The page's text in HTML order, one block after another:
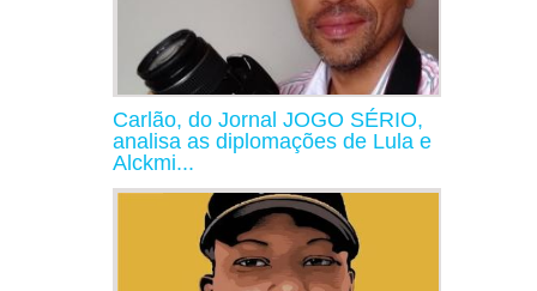
Carlão, do Jornal JOGO SÉRIO,
analisa as diplomações de Lula e
Alckmi...